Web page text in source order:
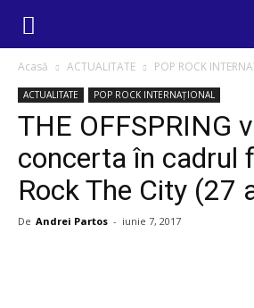
Acasă ACTUALITATE POP ROCK
ACTUALITATE POP ROCK INTERNAȚIONAL
THE OFFSPRING
concerta în cadrul
Rock The City (27
De Andrei Partos - iunie 7, 2017